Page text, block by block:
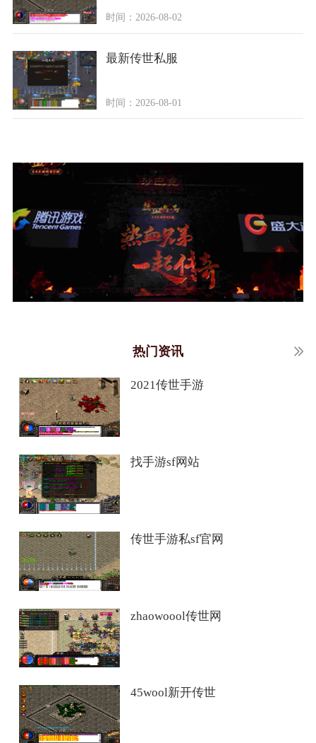
时间：2026-08-02
最新传世私服
时间：2026-08-01
热门资讯
2021传世手游
找手游sf网站
传世手游私sf官网
zhaowoool传世网
45wool新开传世